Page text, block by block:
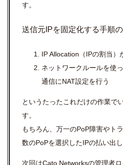
す。
送信元IPを固定化する手順
IP Allocation（IPの割当）
ネットワークルールを使
通信にNAT設定を行う
というたったこれだけの作業で
す。
もちろん、万一のPoP障害やト
数のPoPを選択したIPの払い出
次回はCato Networksの管理者